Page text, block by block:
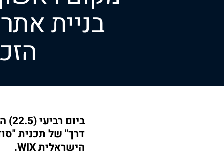
בניית
דרך" של תכנית
הישראלית WIX.